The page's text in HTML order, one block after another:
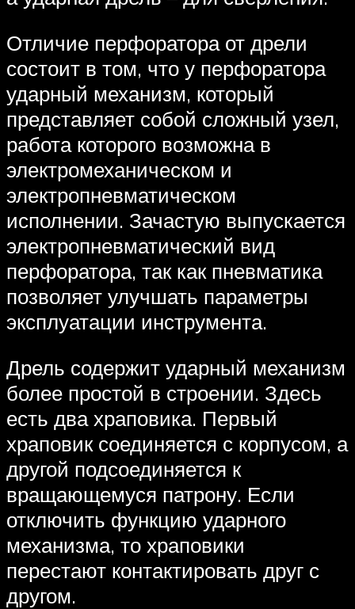
Отличие перфоратора от дрели
состоит в том, что у перфоратора
ударный механизм, который
представляет собой сложный узел,
работа которого возможна в
электромеханическом и
электропневматическом
исполнении. Зачастую выпускается
электропневматический вид
перфоратора, так как пневматика
позволяет улучшать параметры
эксплуатации инструмента.
Дрель содержит ударный механизм
более простой в строении. Здесь
есть два храповика. Первый
храповик соединяется с корпусом, а
другой подсоединяется к
вращающемуся патрону. Если
отключить функцию ударного
механизма, то храповики
перестают контактировать друг с
другом.